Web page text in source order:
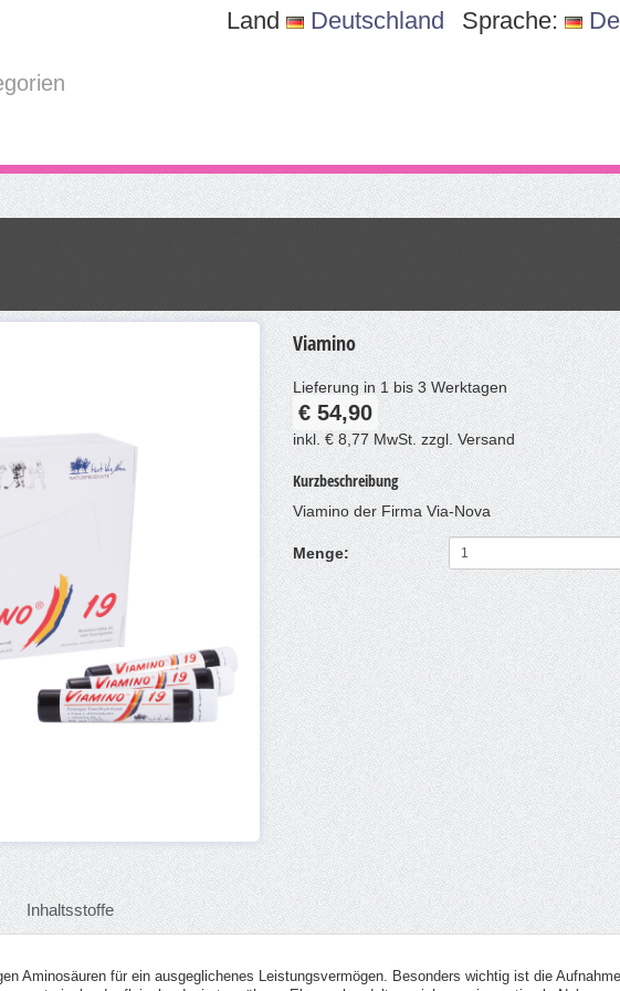
Land Deutschland Sprache:
Viamino
Lieferung in 1 bis 3 Werktagen
€ 54,90
inkl. € 8,77 MwSt. zzgl. Versand
Kurzbeschreibung
Viamino der Firma Via-Nova
Menge:
Inhaltsstoffe
Aminosäuren für ein ausgeglichenes Leistungsvermögen. Besonders wichtig ist die